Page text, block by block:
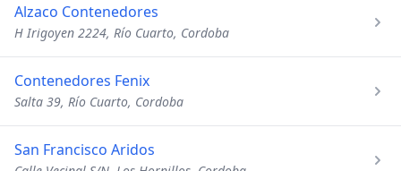
Alzaco Contenedores
H Irigoyen 2224, Río Cuarto, Cordoba
Contenedores Fenix
Salta 39, Río Cuarto, Cordoba
San Francisco Aridos